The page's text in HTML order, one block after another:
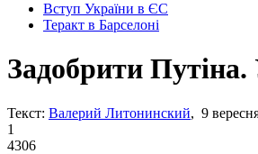
Вступ України в ЄС
Теракт в Барселоні
Задобрити
Текст: Валерий Литонинский, 9
1
4306